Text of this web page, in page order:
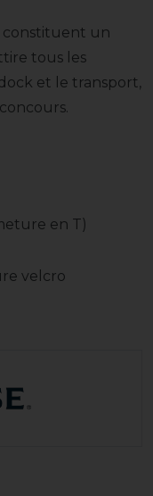
constituent un
tous les
et le transport,
en T)
velcro